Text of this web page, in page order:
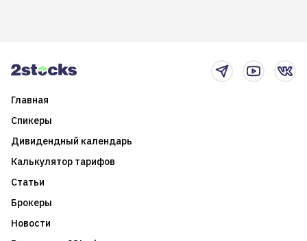
Главная
Спикеры
Дивидендный календарь
Калькулятор тарифов
Статьи
Брокеры
Новости